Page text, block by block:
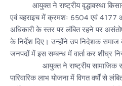
आयुक्त ने राष्ट्रीय वृद्धावस्था
एवं बहराइच में क्रमशः 6504 एवं 4177
अधिकारी के स्तर पर लंबित रहने पर
के निर्देश दिए। उन्होंने उप निदेशक समाज
जनपदों में इस सम्बन्ध में वार्ता कर शीघ्र
आयुक्त ने राष्ट्रीय सामाजिक
पारिवारिक लाभ योजना में विगत वर्षों से